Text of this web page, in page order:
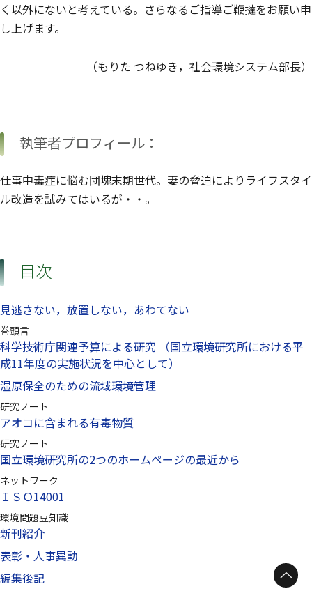
く以外にないと考えている。さらなるご指導ご鞭撻をお願い申
し上げます。
（もりた つねゆき，社会環境システム部長）
執筆者プロフィール：
仕事中毒症に悩む団塊末期世代。妻の脅迫によりライフスタイ
ル改造を試みてはいるが・・。
目次
見逃さない，放置しない，あわてない
巻頭言
科学技術庁関連予算による研究 （国立環境研究所における平
成11年度の実施状況を中心として）
湿原保全のための流域環境管理
研究ノート
アオコに含まれる有毒物質
研究ノート
国立環境研究所の2つのホームページの最近から
ネットワーク
ＩＳＯ14001
環境問題豆知識
新刊紹介
表彰・人事異動
編集後記